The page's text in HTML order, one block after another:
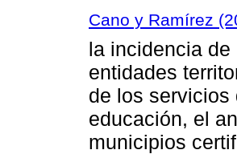
Cano y Ramírez
la incidencia
entidades
de los servicios
educación, el
municipios